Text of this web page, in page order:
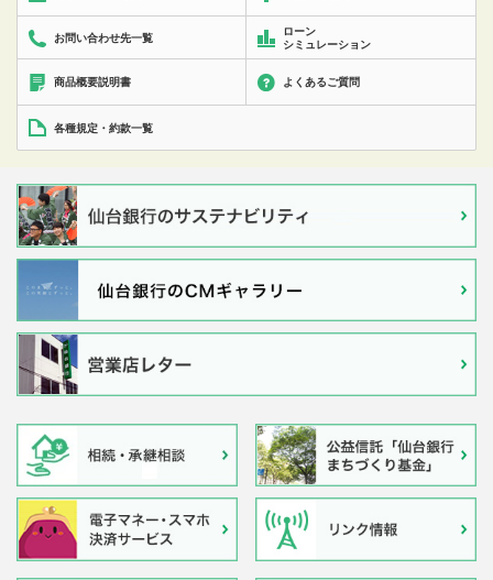
お問い合わせ先一覧
ローン
シミュレーション
商品概要説明書 よくあるご質問
各種規定・約款一覧